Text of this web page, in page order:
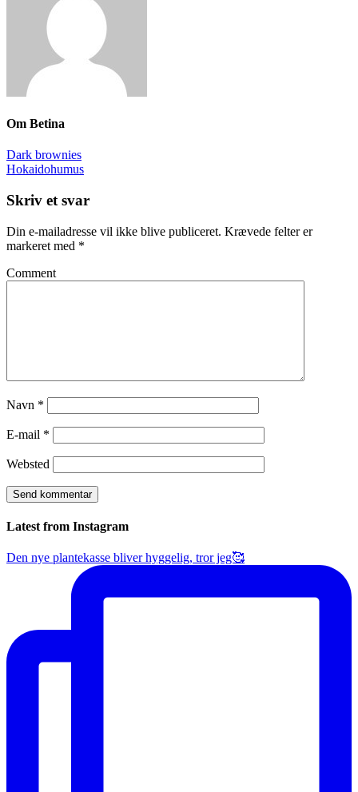
Om Betina
Dark brownies
Hokaidohumus
Skriv et svar
Din e-mailadresse vil ikke blive publiceret. Krævede felter er
markeret med *
Comment
Navn *
E-mail *
Websted
Latest from Instagram
Den nye plantekasse bliver hyggelig, tror jeg🥰